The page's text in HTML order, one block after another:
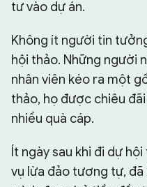
tư vào dự án.
Không ít người tin
hội thảo. Những người
nhân viên kéo ra một
thảo, họ được chiêu
nhiều quà cáp.
Ít ngày sau khi đi dự
vụ lừa đảo tương tự, đã